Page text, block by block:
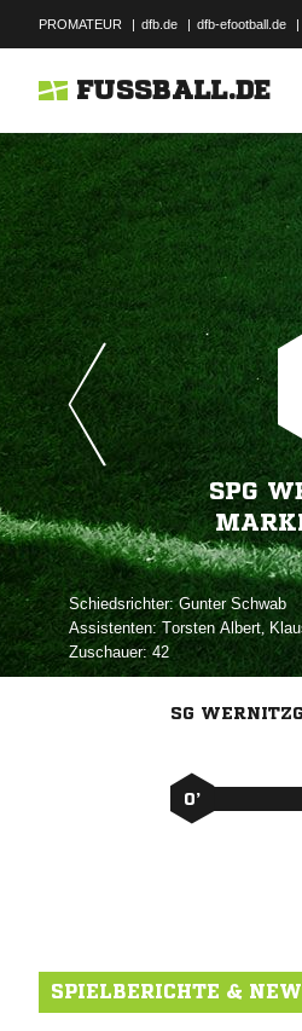
PROMATEUR | dfb.de | dfb-efootball.de |
FUSSBALL.DE
SPG
Schiedsrichter: 
Assistenten: ,
Zuschauer:42
SG
0’
SPIELBERICHTE &